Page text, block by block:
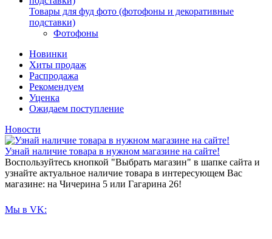
Товары для фуд фото (фотофоны и декоративные
подставки)
Фотофоны
Новинки
Хиты продаж
Распродажа
Рекомендуем
Уценка
Ожидаем поступление
Новости
Узнай наличие товара в нужном магазине на сайте!
Воспользуйтесь кнопкой "Выбрать магазин" в шапке сайта и
узнайте актуальное наличие товара в интересующем Вас
магазине: на Чичерина 5 или Гагарина 26!
Мы в VK: